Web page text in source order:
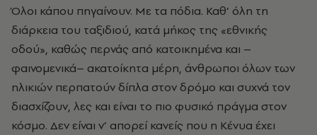
Όλοι κάπου πηγαίνουν. Με τα πόδια. Καθ’ όλη τη
διάρκεια του ταξιδιού, κατά μήκος της «εθνικής
οδού», καθώς περνάς από κατοικημένα και –
φαινομενικά– ακατοίκητα μέρη, άνθρωποι όλων των
ηλικιών περπατούν δίπλα στον δρόμο και συχνά τον
διασχίζουν, λες και είναι το πιο φυσικό πράγμα στον
κόσμο. Δεν είναι ν’ απορεί κανείς που η Κένυα έχει